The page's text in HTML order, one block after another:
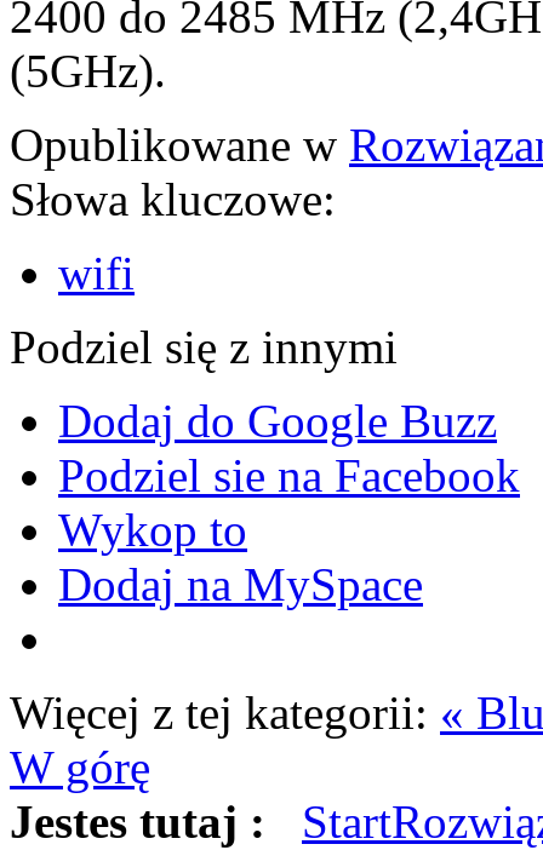
2400 do 2485 MHz
(5GHz).
Opublikowane w
Słowa kluczowe:
wifi
Podziel się z innymi
Dodaj do Google Buzz
Podziel sie na Facebook
Wykop to
Dodaj na MySpace
Więcej z tej kategorii: «
W górę
Jestes tutaj :
Start